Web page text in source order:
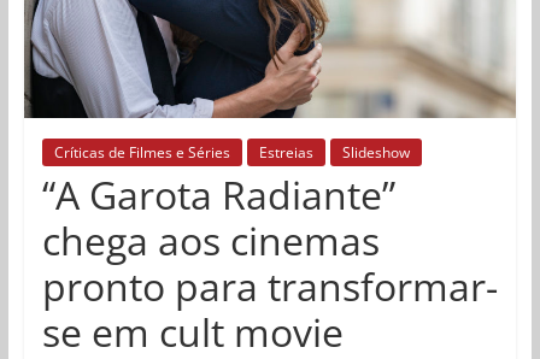
Críticas de Filmes e Séries Estreias Slideshow
“A Garota Radiante”
chega aos cinemas
pronto para transformar-
se em cult movie